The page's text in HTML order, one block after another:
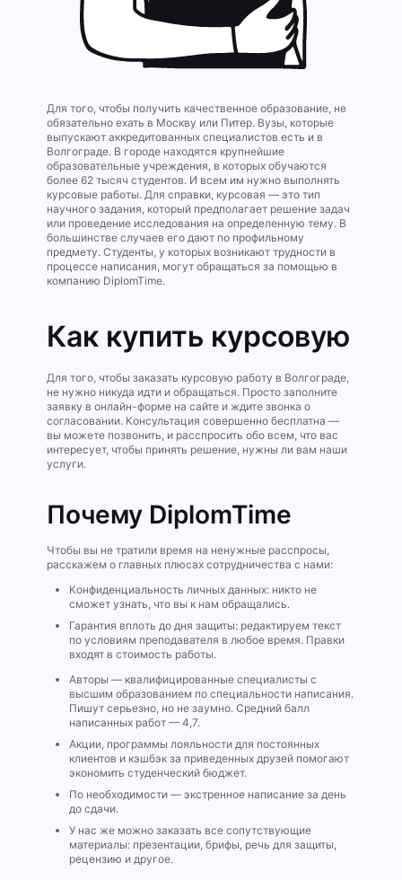
Для того, чтобы получить качественное образование, не
обязательно ехать в Москву или Питер. Вузы, которые
выпускают аккредитованных специалистов есть и в
Волгограде. В городе находятся крупнейшие
образовательные учреждения, в которых обучаются
более 62 тысяч студентов. И всем им нужно выполнять
курсовые работы. Для справки, курсовая — это тип
научного задания, который предполагает решение задач
или проведение исследования на определенную тему. В
большинстве случаев его дают по профильному
предмету. Студенты, у которых возникают трудности в
процессе написания, могут обращаться за помощью в
компанию DiplomTime.
Как купить курсовую
Для того, чтобы заказать курсовую работу в Волгограде,
не нужно никуда идти и обращаться. Просто заполните
заявку в онлайн-форме на сайте и ждите звонка о
согласовании. Консультация совершенно бесплатна —
вы можете позвонить, и расспросить обо всем, что вас
интересует, чтобы принять решение, нужны ли вам наши
услуги.
Почему DiplomTime
Чтобы вы не тратили время на ненужные расспросы,
расскажем о главных плюсах сотрудничества с нами:
Конфиденциальность личных данных: никто не
сможет узнать, что вы к нам обращались.
Гарантия вплоть до дня защиты: редактируем текст
по условиям преподавателя в любое время. Правки
входят в стоимость работы.
Авторы — квалифицированные специалисты с
высшим образованием по специальности написания.
Пишут серьезно, но не заумно. Средний балл
написанных работ — 4,7.
Акции, программы лояльности для постоянных
клиентов и кэшбэк за приведенных друзей помогают
экономить студенческий бюджет.
По необходимости — экстренное написание за день
до сдачи.
У нас же можно заказать все сопутствующие
материалы: презентации, брифы, речь для защиты,
рецензию и другое.